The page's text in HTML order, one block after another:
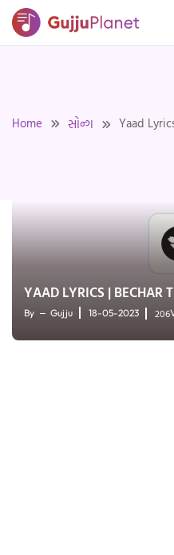
Skip
Home સોન્ગ Yaad
YAAD LYRICS | BECHAR
By Gujju 18-05-2023 206